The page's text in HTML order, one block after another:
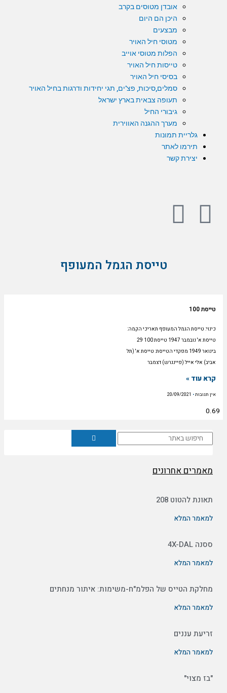
אובדן מטוסים בקרב
היכן הם היום
מבצעים
מטוסי חיל האויר
הפלות מטוסי אוייב
טייסות חיל האויר
בסיסי חיל האויר
סמלים,סיכות, פצ'ים, תגי יחידות ודרגות בחיל האויר
תעופה צבאית בארץ ישראל
גיבורי החיל
מערך ההגנה האווירית
גלריית תמונות
תירמו לאתר
יצירת קשר
F
b
o
o
k
Y
u
u
b
e
טייסת הגמל המעופף
טייסת 100
כינוי: טייסת הגמל המעופף תאריכי הקמה:
טייסת א' נובמבר 1947 טייסת 100 29
בינואר 1949 מפקדי הטייסת: טייסת א' (תל
אביב) אלי אייל (פיינגרש) דצמבר
קרא עוד »
אין תגובות 20/09/2021
חיפוש
מאמרים אחרונים
תאונת להטוט 208
למאמר המלא
ססנה 4X-DAL
למאמר המלא
מחלקת הטייס של הפלמ"ח-משימות: איתור מנחתים
למאמר המלא
זריעת עננים
למאמר המלא
"בז מצוי"